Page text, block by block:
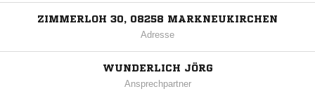
ZIMMERLOH 30, 08258 MARKNEUKIRCHEN
Adresse
WUNDERLICH JÖRG
Ansprechpartner